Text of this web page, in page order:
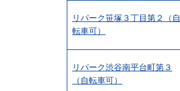
リパーク笹塚３丁目第２（自
転車可）
リパーク渋谷南平台町第３
（自転車可）